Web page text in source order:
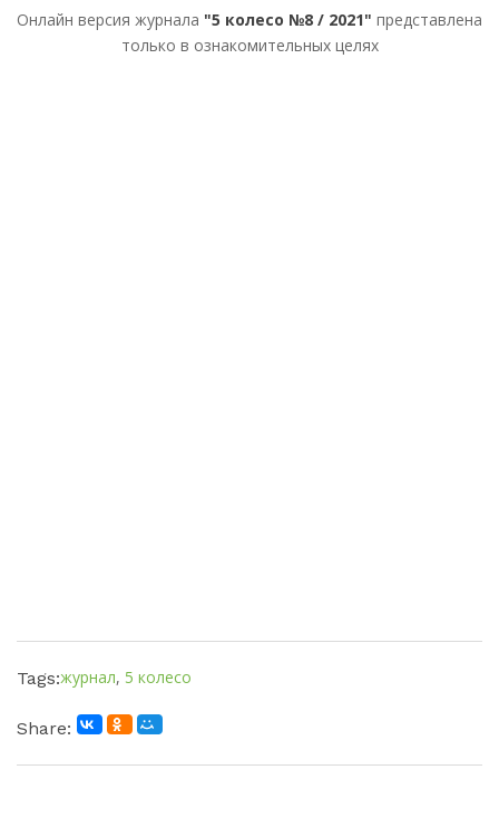
Онлайн версия журнала "5 колесо №8 / 2021" представлена
только в ознакомительных целях
Tags:журнал, 5 колесо
Share: